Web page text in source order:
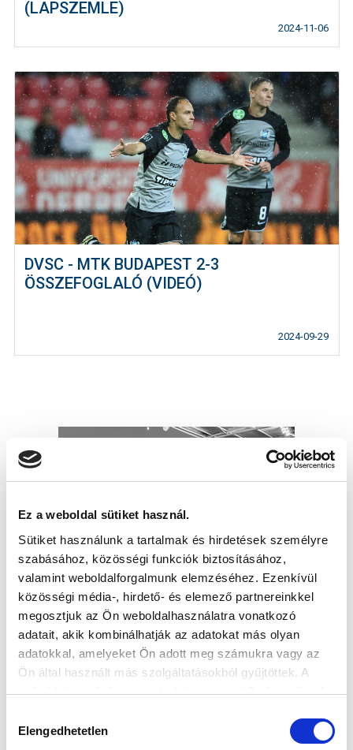
Ez a weboldal sütiket használ.
Sütiket használunk a tartalmak és hirdetések személyre
szabásához, közösségi funkciók biztosításához,
valamint weboldalforgalmunk elemzéséhez. Ezenkívül
közösségi média-, hirdető- és elemező partnereinkkel
megosztjuk az Ön weboldalhasználatra vonatkozó
adatait, akik kombinálhatják az adatokat más olyan
adatokkal, amelyeket Ön adott meg számukra vagy az
Ön által használt más szolgáltatásokból gyűjtöttek. A
weboldalon való böngészés folytatásával Ön hozzájárul a
kiválasztása
Elengedhetetlen
(LAPSZEMLE)
2024-11-06
DVSC - MTK BUDAPEST 2-3
ÖSSZEFOGLALÓ (VIDEÓ)
2024-09-29